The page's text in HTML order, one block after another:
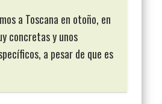
a Toscana en otoño, en
concretas y unos
a pesar de que es